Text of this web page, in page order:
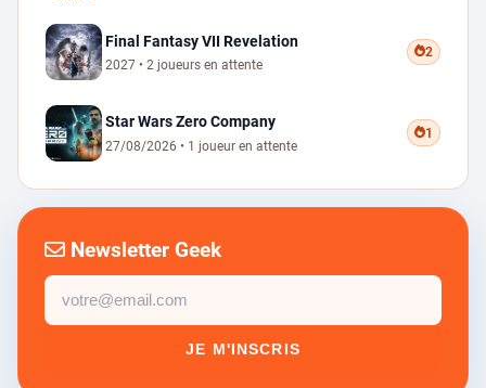
Final Fantasy VII Revelation
2027 • 2 joueurs en attente
2
Star Wars Zero Company
27/08/2026 • 1 joueur en attente
1
Newsletter Geek
Email
newsletter
JE M'INSCRIS